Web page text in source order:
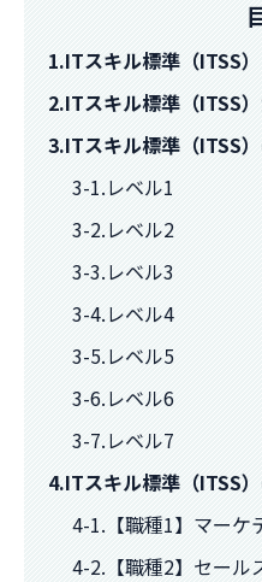
1.ITスキル標準（ITSS
2.ITスキル標準（ITSS
3.ITスキル標準（ITSS
3-1.レベル1
3-2.レベル2
3-3.レベル3
3-4.レベル4
3-5.レベル5
3-6.レベル6
3-7.レベル7
4.ITスキル標準（ITSS
4-1.【職種1】マーケ
4-2.【職種2】セール